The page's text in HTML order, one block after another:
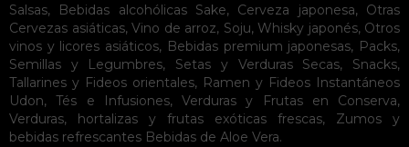
Salsas, Bebidas alcohólicas Sake, Cerveza japonesa, Otras
Cervezas asiáticas, Vino de arroz, Soju, Whisky japonés, Otros
vinos y licores asiáticos, Bebidas premium japonesas, Packs,
Semillas y Legumbres, Setas y Verduras Secas, Snacks,
Tallarines y Fideos orientales, Ramen y Fideos Instantáneos
Udon,Tés e Infusiones, Verduras y Frutas en Conserva,
Verduras, hortalizas y frutas exóticas frescas, Zumos y
bebidas refrescantes Bebidas de Aloe Vera.